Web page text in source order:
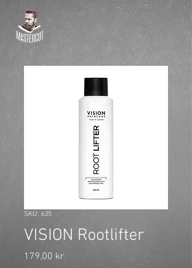
SKU: 635
VISION Rootlifter
179,00 krPris